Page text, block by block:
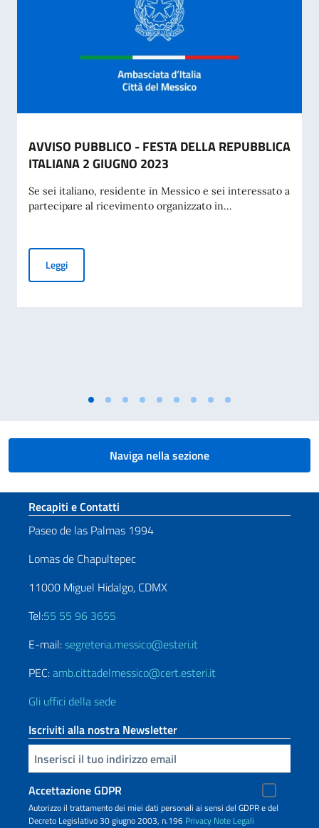
AVVISO PUBBLICO - FESTA DELLA REPUBBLICA
ITALIANA 2 GIUGNO 2023
Se sei italiano, residente in Messico e sei interessato a
partecipare al ricevimento organizzato in...
LeggiAVVISO PUBBLICO - FESTA DELLA REPUBBLICA ITALIANA
Naviga nella sezione
Sezione footer
Recapiti e Contatti
Paseo de las Palmas 1994
Lomas de Chapultepec
11000 Miguel Hidalgo, CDMX
Tel:55 55 96 3655
E-mail:segreteria.messico@esteri.it
PEC:amb.cittadelmessico@cert.esteri.it
Gli uffici della sede
Iscriviti alla nostra Newsletter
Inserisci la tua email
Accettazione GDPR
Autorizzo il trattamento dei miei dati personali ai sensi del GDPR e del
Decreto Legislativo 30 giugno 2003, n.196 Privacy Note Legali